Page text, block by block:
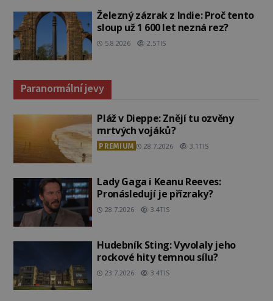
Železný zázrak z Indie: Proč tento
sloup už 1 600 let nezná rez?
5.8.2026 2.5TIS
Paranormální jevy
Pláž v Dieppe: Znějí tu ozvěny
mrtvých vojáků?
PREMIUM 28.7.2026 3.1TIS
Lady Gaga i Keanu Reeves:
Pronásledují je přízraky?
28.7.2026 3.4TIS
Hudebník Sting: Vyvolaly jeho
rockové hity temnou sílu?
23.7.2026 3.4TIS